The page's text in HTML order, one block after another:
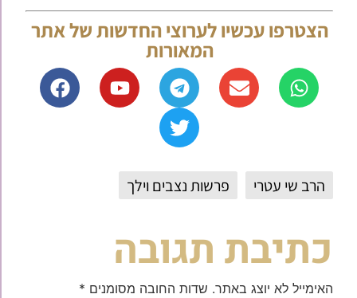
הצטרפו עכשיו לערוצי החדשות של אתר
המאורות
הרב שי עטרי פרשות נצבים וילך
כתיבת תגובה
האימייל לא יוצג באתר. שדות החובה מסומנים *